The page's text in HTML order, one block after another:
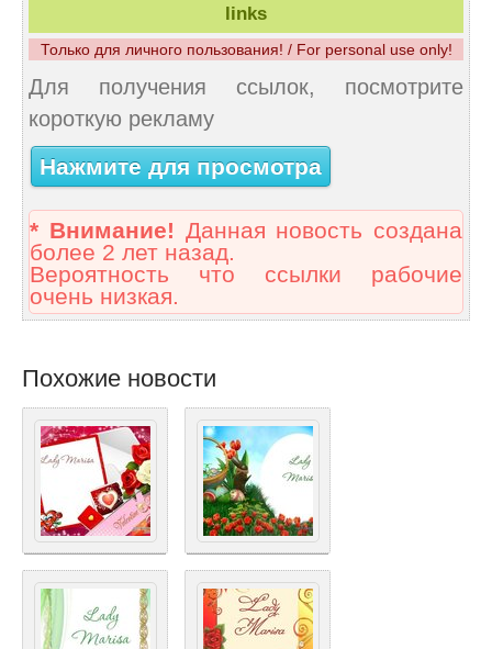
links
Только для личного пользования! / For personal use only!
Для получения ссылок, посмотрите
короткую рекламу
Нажмите для просмотра
* Внимание! Данная новость создана
более 2 лет назад.
Вероятность что ссылки рабочие
очень низкая.
Похожие новости